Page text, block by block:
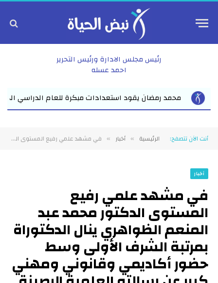
رئيس مجلس الادارة ورئيس التحرير
احمد عسله
للعام الدراسي الجديد بفاقوس لقاء موسع يجمع نواب البرلمان
أنت الآن تتصفح: الرئيسية » أخبار » في مشهد علمي رفيع المستوى الدكتور محمد عبد المنعم الظواهري ينال الدكتوراة بمرتبة الشرف الأولى وسط حضور أكاديمي وقانوني ومهني كبير عن رسالته العلمية الرصينة التى تكشف دور الأمم المتحدة في مكافحة الإرهاب بباكستان على مدار عقدين
أخبار
في مشهد علمي رفيع
المستوى الدكتور محمد عبد
المنعم الظواهري ينال الدكتوراة
بمرتبة الشرف الأولى وسط
حضور أكاديمي وقانوني ومهني